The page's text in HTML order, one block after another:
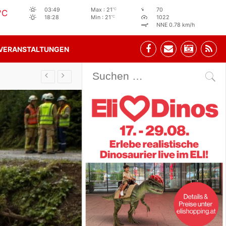
03:49
18:28
Max : 21°C
Min : 21°C
70
1022
NNE 0.78 km/h
Stehbeisl Stainach Öffnungszeiten